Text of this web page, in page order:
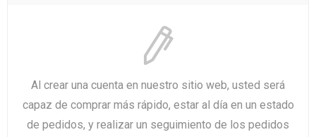
Al crear una cuenta en nuestro sitio web, usted será
capaz de comprar más rápido, estar al día en un estado
de pedidos, y realizar un seguimiento de los pedidos